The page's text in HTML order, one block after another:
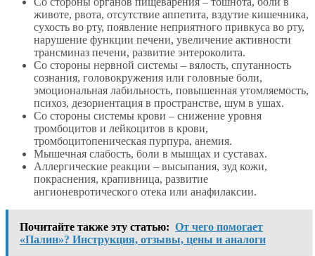
животе, рвота, отсутствие аппетита, вздутие кишечника,
сухость во рту, появление неприятного привкуса во рту,
нарушение функции печени, увеличение активности
трансминаз печени, развитие энтероколита.
Со стороны нервной системы – вялость, спутанность
сознания, головокружения или головные боли,
эмоциональная лабильность, повышенная утомляемость,
психоз, дезориентация в пространстве, шум в ушах.
Со стороны системы крови – снижение уровня
тромбоцитов и лейкоцитов в крови,
тромбоцитопеническая пурпура, анемия.
Мышечная слабость, боли в мышцах и суставах.
Аллергические реакции – высыпания, зуд кожи,
покраснения, крапивница, развитие
ангионевротического отека или анафилаксии.
Почитайте также эту статью: От чего помогает
«Палин»? Инструкция, отзывы, цены и аналоги